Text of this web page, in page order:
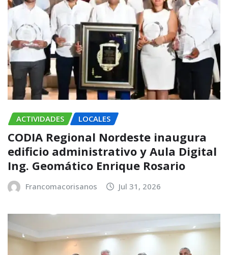
ACTIVIDADES LOCALES
CODIA Regional Nordeste inaugura
edificio administrativo y Aula Digital
Ing. Geomático Enrique Rosario
Francomacorisanos Jul 31, 2026